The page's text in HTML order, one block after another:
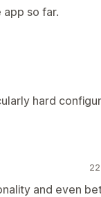
so far.
hard
and even